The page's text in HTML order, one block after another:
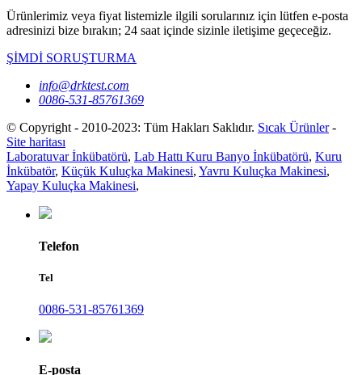
Ürünlerimiz veya fiyat listemizle ilgili sorularınız için lütfen e-posta
adresinizi bize bırakın; 24 saat içinde sizinle iletişime geçeceğiz.
ŞİMDİ SORUŞTURMA
info@drktest.com
0086-531-85761369
© Copyright - 2010-2023: Tüm Hakları Saklıdır. Sıcak Ürünler-
Site haritası
Laboratuvar İnkübatörü, Lab Hattı Kuru Banyo İnkübatörü, Kuru
İnkübatör, Küçük Kuluçka Makinesi, Yavru Kuluçka Makinesi,
Yapay Kuluçka Makinesi,
Telefon
Tel
0086-531-85761369
E-posta